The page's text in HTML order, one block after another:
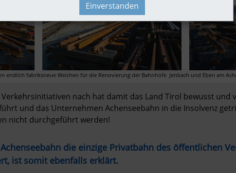
endlich fabriksneue Weichen für die Renovierung der Bahnhöfe  Jenbach und Eben am
nach hat damit das Land Tirol bewusst und
und das Unternehmen Achenseebahn in die Insolvenz
nicht durchgeführt werden!
die einzige Privatbahn des öffentlichen
ist somit ebenfalls erklärt.
Einverstanden